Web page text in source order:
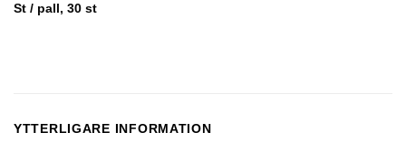
St / pall, 30 st
YTTERLIGARE INFORMATION